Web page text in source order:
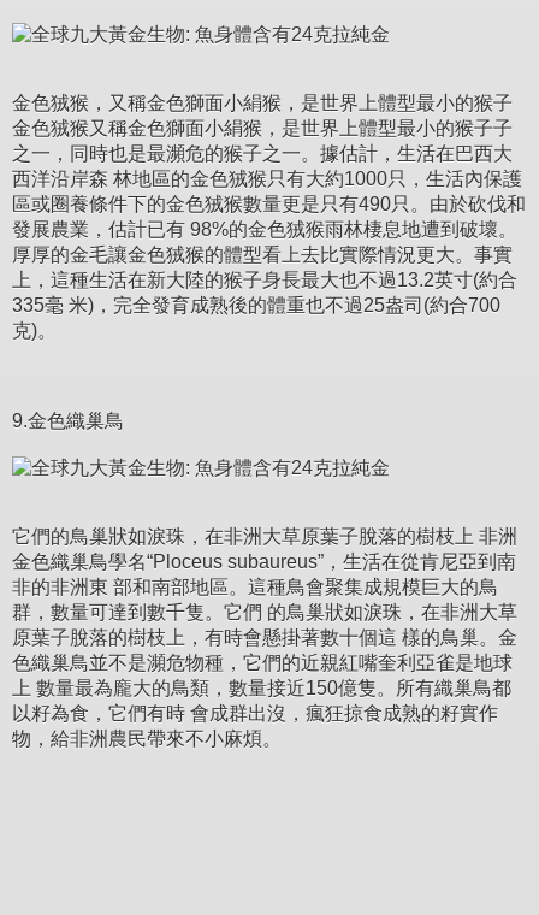
金色狨猴，又稱金色獅面小絹猴，是世界上體型最小的猴子
金色狨猴又稱金色獅面小絹猴，是世界上體型最小的猴子子
之一，同時也是最瀕危的猴子之一。據估計，生活在巴西大
西洋沿岸森 林地區的金色狨猴只有大約1000只，生活內保護
區或圈養條件下的金色狨猴數量更是只有490只。由於砍伐和
發展農業，估計已有 98%的金色狨猴雨林棲息地遭到破壞。
厚厚的金毛讓金色狨猴的體型看上去比實際情況更大。事實
上，這種生活在新大陸的猴子身長最大也不過13.2英寸(約合
335毫 米)，完全發育成熟後的體重也不過25盎司(約合700
克)。
9.金色織巢鳥
它們的鳥巢狀如淚珠，在非洲大草原葉子脫落的樹枝上 非洲
金色織巢鳥學名“Ploceus subaureus”，生活在從肯尼亞到南
非的非洲東 部和南部地區。這種鳥會聚集成規模巨大的鳥
群，數量可達到數千隻。它們 的鳥巢狀如淚珠，在非洲大草
原葉子脫落的樹枝上，有時會懸掛著數十個這 樣的鳥巢。金
色織巢鳥並不是瀕危物種，它們的近親紅嘴奎利亞雀是地球
上 數量最為龐大的鳥類，數量接近150億隻。所有織巢鳥都
以籽為食，它們有時 會成群出沒，瘋狂掠食成熟的籽實作
物，給非洲農民帶來不小麻煩。